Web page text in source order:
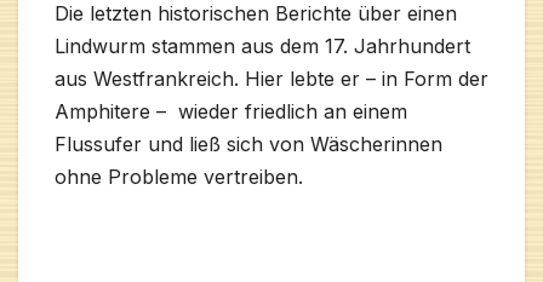
Die letzten historischen Berichte über einen
Lindwurm stammen aus dem 17. Jahrhundert
aus Westfrankreich. Hier lebte er – in Form der
Amphitere – wieder friedlich an einem
Flussufer und ließ sich von Wäscherinnen
ohne Probleme vertreiben.